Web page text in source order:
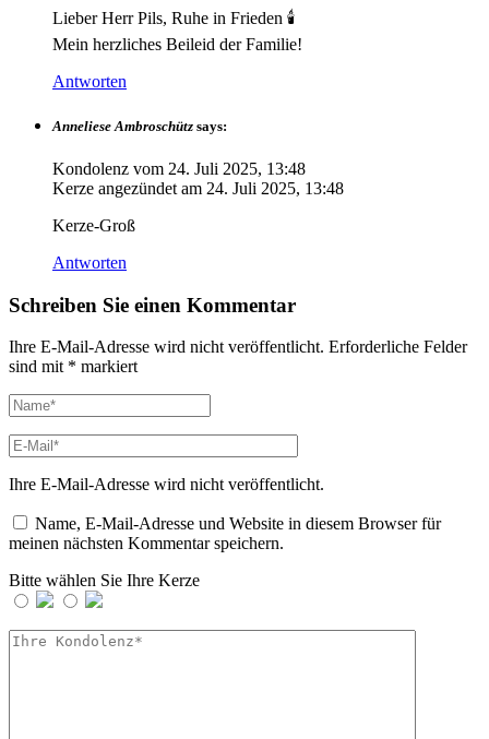
Lieber Herr Pils, Ruhe in Frieden 🕯️
Mein herzliches Beileid der Familie!
Antworten
Anneliese Ambroschütz says:
Kondolenz vom 24. Juli 2025, 13:48
Kerze angezündet am 24. Juli 2025, 13:48
Kerze-Groß
Antworten
Schreiben Sie einen Kommentar
Ihre E-Mail-Adresse wird nicht veröffentlicht. Erforderliche Felder
sind mit * markiert
Ihre E-Mail-Adresse wird nicht veröffentlicht.
Name, E-Mail-Adresse und Website in diesem Browser für
meinen nächsten Kommentar speichern.
Bitte wählen Sie Ihre Kerze